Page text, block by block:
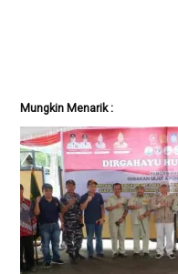
Mungkin Menarik :